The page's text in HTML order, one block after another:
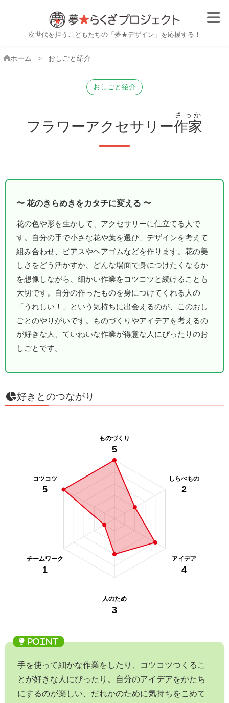
子ども職業体験・おしごと体
次世代を担うこどもたちの「夢★デザイン」を応援する！
ホーム おしごと紹介
おしごと紹介
フラワーアクセサリー作家
さっか
花のきらめきをカタチに変える
花の色や形を生かして、アクセサリーに仕立てる人で
す。自分の手で小さな花や葉を選び、デザインを考えて
組み合わせ、ピアスやヘアゴムなどを作ります。花の美
しさをどう活かすか、どんな場面で身につけたくなるか
を想像しながら、細かい作業をコツコツと続けることも
大切です。自分の作ったものを身につけてくれる人の
「うれしい！」という気持ちに出会えるのが、このおし
ごとのやりがいです。ものづくりやアイデアを考えるの
が好きな人、ていねいな作業が得意な人にぴったりのお
しごとです。
好きとのつながり
手を使って細かな作業をしたり、コツコツつくるこ
とが好きな人にぴったり。自分のアイデアをかたち
にするのが楽しい、だれかのために気持ちをこめて